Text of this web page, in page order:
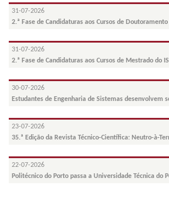
31-07-2026
2.ª Fase de Candidaturas aos Cursos de Doutoramento
31-07-2026
2.ª Fase de Candidaturas aos Cursos de Mestrado do
30-07-2026
Estudantes de Engenharia de Sistemas desenvolvem
23-07-2026
35.ª Edição da Revista Técnico-Científica: Neutro-à-
22-07-2026
Politécnico do Porto passa a Universidade Técnica do